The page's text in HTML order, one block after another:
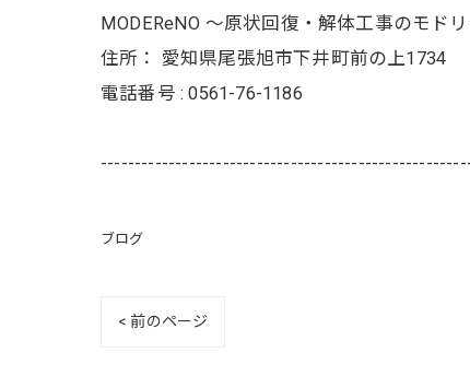
MODEReNO ～原状回復・解体工事のモド
住所： 愛知県尾張旭市下井町前の上1734
電話番号 :0561-76-1186
ブログ
< 前のページ